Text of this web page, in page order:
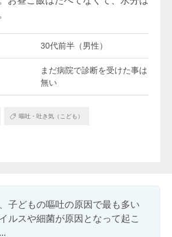
30代前半（男性）
まだ病院で診断を受けた事は
無い
嘔吐・吐き気（こども）
子どもの嘔吐の原因で最も多い
ルスや細菌が原因となって起こ